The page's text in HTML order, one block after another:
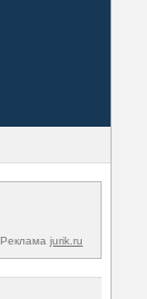
Реклама jurik.ru